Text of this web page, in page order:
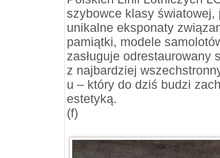
szybowce klasy
unikalne eksponaty
pamiątki, modele
zasługuje odrestaurowany
z najbardziej
u – który do dziś budzi
estetyką.
(f)